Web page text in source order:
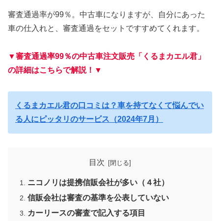
審査通過率が99％。中古車になりますが、自分にあった
車の仕入れと、審査通過をセットですすめてくれます。
▼審査通過率99％の中古車注文販売「くるまカエル君」
の詳細はこちらで解説！▼
くるまカエル君の口コミは？車を持てなくて悩んでい
る人にピッタリのサービス（2024年7月）
目次
ニコノリは提携信販会社が多い（４社）
信販会社は審査の基準を公表していない
カーリースの審査で記入する項目